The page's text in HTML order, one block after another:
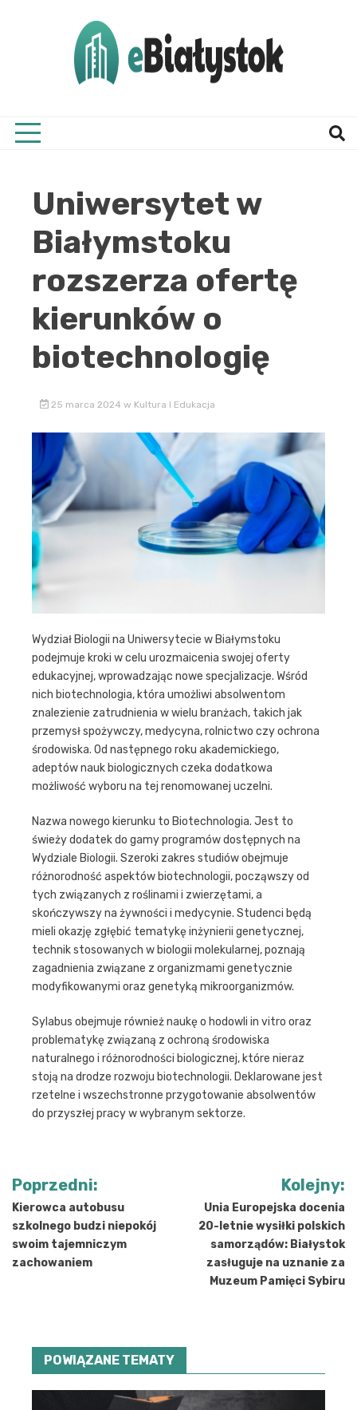
Uniwersytet w
Białymstoku
rozszerza ofertę
kierunków o
biotechnologię
25 marca 2024 w Kultura I Edukacja
Wydział Biologii na Uniwersytecie w Białymstoku
podejmuje kroki w celu urozmaicenia swojej oferty
edukacyjnej, wprowadzając nowe specjalizacje. Wśród
nich biotechnologia, która umożliwi absolwentom
znalezienie zatrudnienia w wielu branżach, takich jak
przemysł spożywczy, medycyna, rolnictwo czy ochrona
środowiska. Od następnego roku akademickiego,
adeptów nauk biologicznych czeka dodatkowa
możliwość wyboru na tej renomowanej uczelni.
Nazwa nowego kierunku to Biotechnologia. Jest to
świeży dodatek do gamy programów dostępnych na
Wydziale Biologii. Szeroki zakres studiów obejmuje
różnorodność aspektów biotechnologii, począwszy od
tych związanych z roślinami i zwierzętami, a
skończywszy na żywności i medycynie. Studenci będą
mieli okazję zgłębić tematykę inżynierii genetycznej,
technik stosowanych w biologii molekularnej, poznają
zagadnienia związane z organizmami genetycznie
modyfikowanymi oraz genetyką mikroorganizmów.
Sylabus obejmuje również naukę o hodowli in vitro oraz
problematykę związaną z ochroną środowiska
naturalnego i różnorodności biologicznej, które nieraz
stoją na drodze rozwoju biotechnologii. Deklarowane jest
rzetelne i wszechstronne przygotowanie absolwentów
do przyszłej pracy w wybranym sektorze.
Nawigacja
wpisu
Poprzedni:
Kierowca autobusu
szkolnego budzi niepokój
swoim tajemniczym
zachowaniem
Kolejny:
Unia Europejska docenia
20-letnie wysiłki polskich
samorządów: Białystok
zasługuje na uznanie za
Muzeum Pamięci Sybiru
POWIĄZANE TEMATY